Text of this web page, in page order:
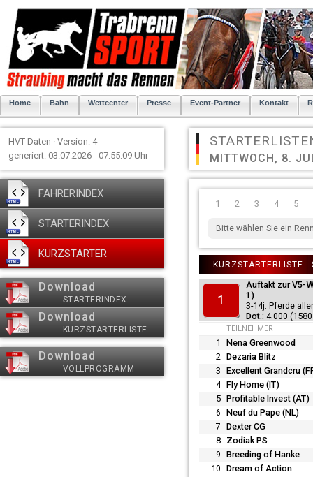
Home Bahn Wettcenter Presse Event-Partner Kontakt
HVT-Daten · Version: 4
generiert: 03.07.2026 - 07:55:09 Uhr
MITTWOCH, 8.
FAHRERINDEX
STARTERINDEX
KURZSTARTER
Download
STARTERINDEX
Download
KURZSTARTERLISTE
Download
VOLLPROGRAMM
1 2 3 4 5
Bitte wählen Sie ein
1
Auftakt zur V5-
1)
3-14j. Pferde
4.000 (1580
TEILNEHMER
1
Nena Greenwood
2 Dezaria Blitz
3 Excellent Grandcru
4 Fly Home (IT)
5 Profitable Invest (AT)
6 Neuf du Pape (NL)
7 Dexter CG
8 Zodiak PS
9 Breeding of Hanke
10 Dream of Action